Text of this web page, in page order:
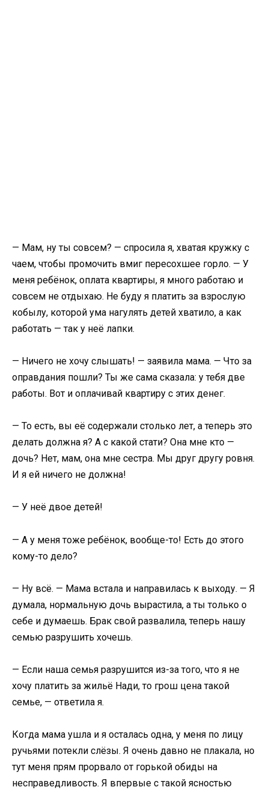
— Мам, ну ты совсем? — спросила я, хватая кружку с
чаем, чтобы промочить вмиг пересохшее горло. — У
меня ребёнок, оплата квартиры, я много работаю и
совсем не отдыхаю. Не буду я платить за взрослую
кобылу, которой ума нагулять детей хватило, а как
работать — так у неё лапки.
— Ничего не хочу слышать! — заявила мама. — Что за
оправдания пошли? Ты же сама сказала: у тебя две
работы. Вот и оплачивай квартиру с этих денег.
— То есть, вы её содержали столько лет, а теперь это
делать должна я? А с какой стати? Она мне кто —
дочь? Нет, мам, она мне сестра. Мы друг другу ровня.
И я ей ничего не должна!
— У неё двое детей!
— А у меня тоже ребёнок, вообще-то! Есть до этого
кому-то дело?
— Ну всё. — Мама встала и направилась к выходу. — Я
думала, нормальную дочь вырастила, а ты только о
себе и думаешь. Брак свой развалила, теперь нашу
семью разрушить хочешь.
— Если наша семья разрушится из-за того, что я не
хочу платить за жильё Нади, то грош цена такой
семье, — ответила я.
Когда мама ушла и я осталась одна, у меня по лицу
ручьями потекли слёзы. Я очень давно не плакала, но
тут меня прям прорвало от горькой обиды на
несправедливость. Я впервые с такой ясностью